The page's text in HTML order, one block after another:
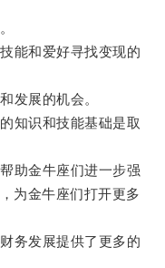
能和爱好寻找变现的
展的机会。
识和技能基础是取
助金牛座们进一步强
为金牛座们打开更多
务发展提供了更多的